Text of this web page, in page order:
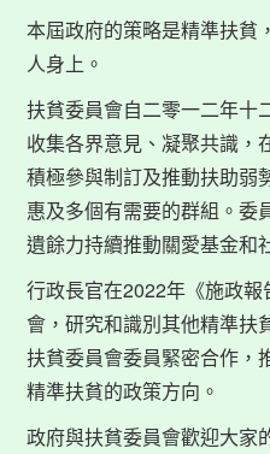
本屆政府的策略是精準扶貧
人身上。
扶貧委員會自二零一二年十
收集各界意見、凝聚共識，
積極參與制訂及推動扶助弱
惠及多個有需要的群組。委
遺餘力持續推動關愛基金和
行政長官在2022年《施政
會，研究和識別其他精準扶
扶貧委員會委員緊密合作，
精準扶貧的政策方向。
政府與扶貧委員會歡迎大家